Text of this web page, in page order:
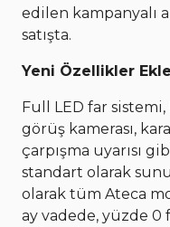
edilen kampanyalı
satışta.
Yeni Özellikler
Full LED far
görüş kamerası,
çarpışma uyarısı
standart olarak
olarak tüm Ateca
ay vadede, yüzde 0